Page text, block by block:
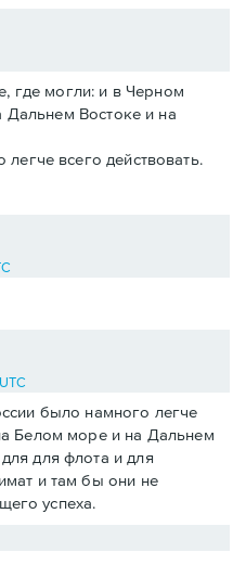
где могли: и в Черном
Дальнем Востоке и на
всего действовать.
было намного легче
Белом море и на Дальнем
для флота и для
и там бы они не
успеха.